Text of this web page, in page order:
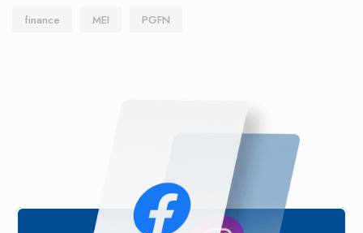
finance MEI PGFN